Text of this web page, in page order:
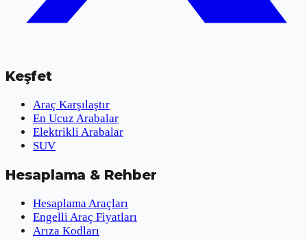
Keşfet
Araç Karşılaştır
En Ucuz Arabalar
Elektrikli Arabalar
SUV
Hesaplama & Rehber
Hesaplama Araçları
Engelli Araç Fiyatları
Arıza Kodları